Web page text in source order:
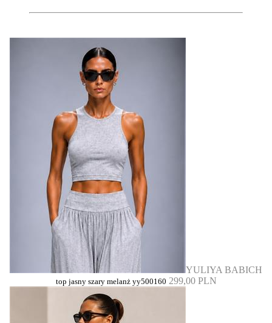
YULIYA BABICH
top jasny szary melanż yy500160 299,00 PLN